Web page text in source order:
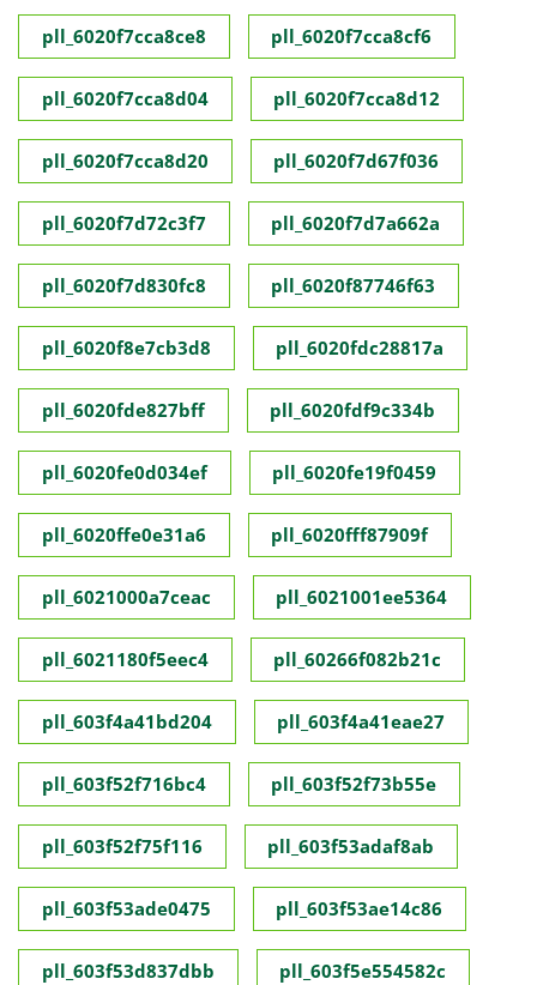
pll_6020f7cca8ce8 pll_6020f7cca8cf6
pll_6020f7cca8d04 pll_6020f7cca8d12
pll_6020f7cca8d20 pll_6020f7d67f036
pll_6020f7d72c3f7 pll_6020f7d7a662a
pll_6020f7d830fc8 pll_6020f87746f63
pll_6020f8e7cb3d8 pll_6020fdc28817a
pll_6020fde827bff pll_6020fdf9c334b
pll_6020fe0d034ef pll_6020fe19f0459
pll_6020ffe0e31a6 pll_6020fff87909f
pll_6021000a7ceac pll_6021001ee5364
pll_6021180f5eec4 pll_60266f082b21c
pll_603f4a41bd204 pll_603f4a41eae27
pll_603f52f716bc4 pll_603f52f73b55e
pll_603f52f75f116 pll_603f53adaf8ab
pll_603f53ade0475 pll_603f53ae14c86
pll_603f53d837dbb pll_603f5e554582c